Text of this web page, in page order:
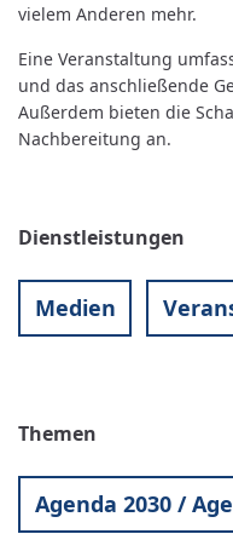
vielem Anderen mehr.
Eine Veranstaltung
und das anschließende
Außerdem bieten die
Nachbereitung an.
Dienstleistungen
Medien
Themen
Agenda 2030 /